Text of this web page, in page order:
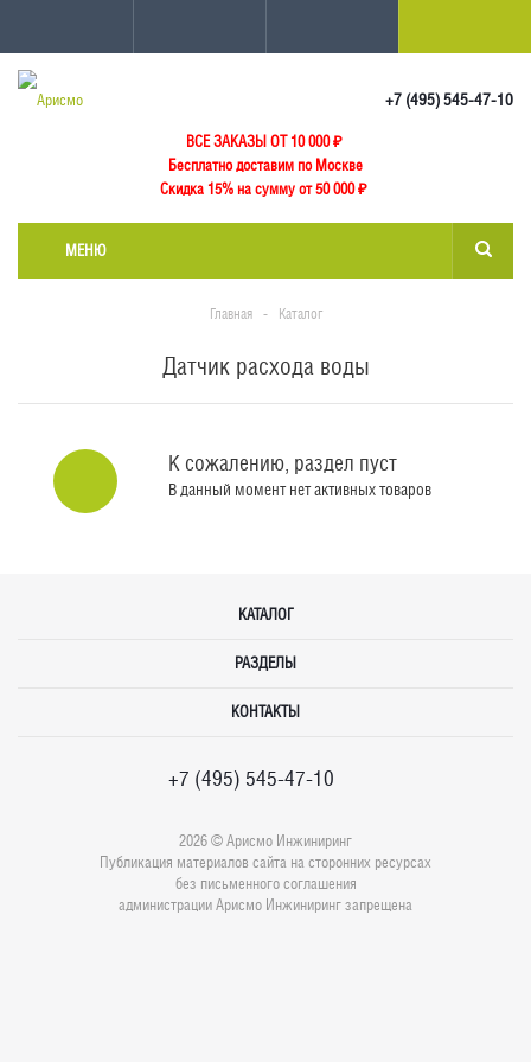
+7 (495) 545-47-10
ВСЕ ЗАКАЗЫ ОТ 10 000₽
Бесплатно доставим по Москве
Скидка 15% на сумму от 50 000 ₽
МЕНЮ
Главная - Каталог
Датчик расхода воды
К сожалению, раздел пуст
В данный момент нет активных товаров
КАТАЛОГ
РАЗДЕЛЫ
КОНТАКТЫ
+7 (495) 545-47-10
2026 © Арисмо Инжиниринг
Публикация материалов сайта на сторонних ресурсах
без письменного соглашения
администрации Арисмо Инжиниринг запрещена